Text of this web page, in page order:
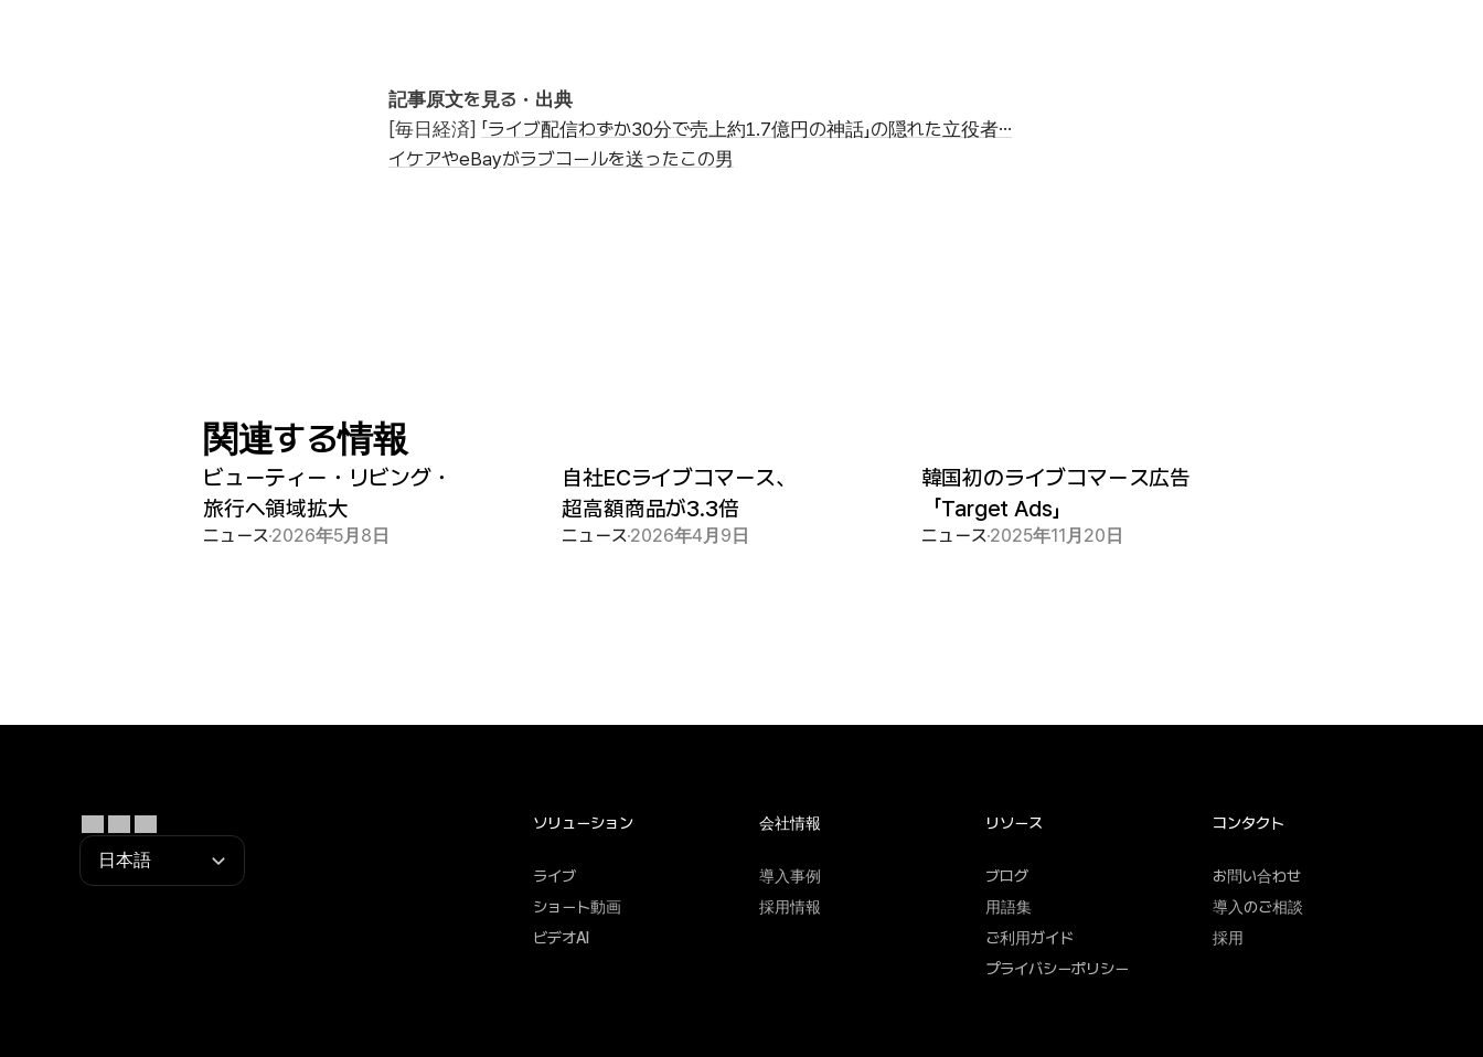
記事原文を見る・出典
[毎日経済] 「ライブ配信わずか30分で売上約1.7億円の神話」の隠れた立役者…
イケアやeBayがラブコールを送ったこの男
関連する情報
ビューティー・リビング・
旅行へ領域拡大
ニュース 2026年5月8日
自社ECライブコマース、
超高額商品が3.3倍
ニュース2026年4月9日
韓国初のライブコマース広告
「Target Ads」
ニュース2025年11月20日
Select Language
日本語
ソリューション
ライブ
ショート動画
ビデオAI
会社情報
導入事例
採用情報
リソース
ブログ
用語集
ご利用ガイド
プライバシーポリシー
コンタクト
お問い合わせ
導入のご相談
採用